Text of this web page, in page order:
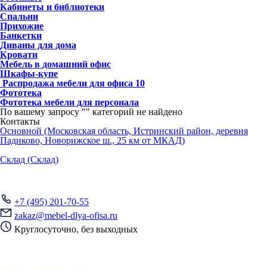
Кабинеты и библиотеки
Спальни
Прихожие
Банкетки
Диваны для дома
Кровати
Мебель в домашний офис
Шкафы-купе
Распродажа мебели для офиса 10
Фототека
Фототека мебели для персонала
По вашему запросу "" категорий не найдено
Контакты
Основной (Московская область, Истринский район, деревня
Падиково, Новорижское ш., 25 км от МКАД)
Склад (Склад)
+7 (495) 201-70-55
zakaz@mebel-dlya-ofisa.ru
Круглосуточно, без выходных